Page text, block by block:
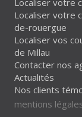
Localiser votre
de-rouergue
Localiser vos
de Millau
Contacter nos
Actualités
Nos clients
mentions